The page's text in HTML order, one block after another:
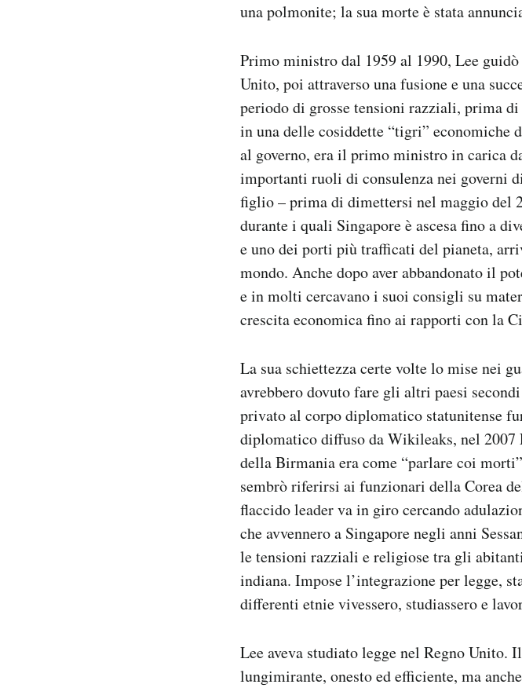
una polmonite; la sua morte è stata
Primo ministro dal 1959 al 1990, Lee
Unito, poi attraverso una fusione e una
periodo di grosse tensioni razziali, prima
in una delle cosiddette “tigri” economiche
al governo, era il primo ministro in carica
importanti ruoli di consulenza nei governi
figlio – prima di dimettersi nel maggio del
durante i quali Singapore è ascesa fino a
e uno dei porti più trafficati del pianeta,
mondo. Anche dopo aver abbandonato il
e in molti cercavano i suoi consigli su
crescita economica fino ai rapporti con la
La sua schiettezza certe volte lo mise nei
avrebbero dovuto fare gli altri paesi
privato al corpo diplomatico statunitense
diplomatico diffuso da Wikileaks, nel
della Birmania era come “parlare coi
sembrò riferirsi ai funzionari della Corea
flaccido leader va in giro cercando
che avvennero a Singapore negli anni
le tensioni razziali e religiose tra gli
indiana. Impose l’integrazione per legge,
differenti etnie vivessero, studiassero e
Lee aveva studiato legge nel Regno Unito.
lungimirante, onesto ed efficiente, ma